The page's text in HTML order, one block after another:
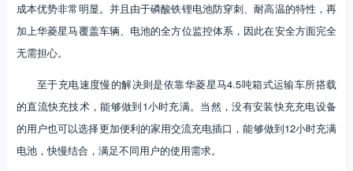
成本优势非常明显。并且由于磷酸铁锂电池防穿刺、耐高温的特性，再
加上华菱星马覆盖车辆、电池的全方位监控体系，因此在安全方面完全
无需担心。
至于充电速度慢的解决则是依靠华菱星马4.5吨箱式运输车所搭载
的直流快充技术，能够做到1小时充满。当然，没有安装快充充电设备
的用户也可以选择更加便利的家用交流充电插口，能够做到12小时充满
电池，快慢结合，满足不同用户的使用需求。